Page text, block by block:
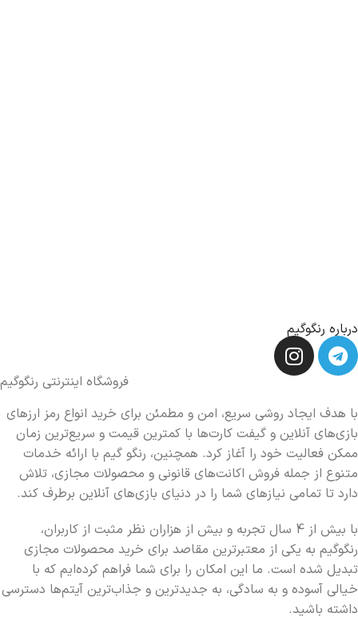
درباره رنگوگیم
فروشگاه اینترنتی رنگوگیم
با هدف ایجاد روشی سریع، امن و مطمئن برای خرید انواع رمز ارزهای
بازی‌های آنلاین و گیفت کارت‌ها با کمترین قیمت و سریع‌ترین زمان
ممکن فعالیت خود را آغاز کرد. همچنین، رنگو گیم با ارائه خدمات
متنوع از جمله فروش اکانت‌های قانونی و محصولات مجازی، تلاش
دارد تا تمامی نیازهای شما را در دنیای بازی‌های آنلاین برطرف کند.
با بیش از 4 سال تجربه و بیش از هزاران نظر مثبت از کاربران،
رنگوگیم به یکی از معتبرترین مقاصد برای خرید محصولات مجازی
تبدیل شده است. ما این امکان را برای شما فراهم کرده‌ایم که با
خیالی آسوده و به سادگی، به جدیدترین و جذاب‌ترین آیتم‌ها دسترسی
داشته باشید.